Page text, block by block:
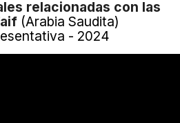
relacionadas con las
(Arabia Saudita)
- 2024